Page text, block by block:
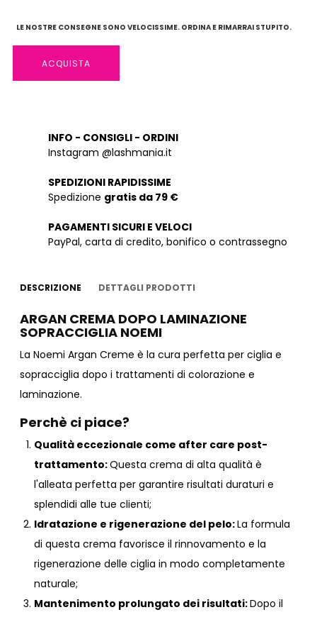
LE NOSTRE CONSEGNE SONO VELOCISSIME. ORDINA E RIMARRAI STUPITO.
ACQUISTA
INFO - CONSIGLI - ORDINI
Instagram @lashmania.it
SPEDIZIONI RAPIDISSIME
Spedizione gratis da 79 €
PAGAMENTI SICURI E VELOCI
PayPal, carta di credito, bonifico o contrassegno
DESCRIZIONE DETTAGLI PRODOTTI
ARGAN CREMA DOPO LAMINAZIONE
SOPRACCIGLIA NOEMI
La Noemi Argan Creme è la cura perfetta per ciglia e
sopracciglia dopo i trattamenti di colorazione e
laminazione.
Perchè ci piace?
Qualità eccezionale come after care post-
trattamento:Questa crema di alta qualità è
l'alleata perfetta per garantire risultati duraturi e
splendidi alle tue clienti;
Idratazione e rigenerazione del pelo:La formula
di questa crema favorisce il rinnovamento e la
rigenerazione delle ciglia in modo completamente
naturale;
Mantenimento prolungato dei risultati:Dopo il